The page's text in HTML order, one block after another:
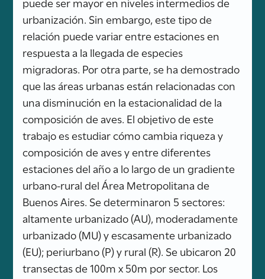
urbanización. Sin embargo, este tipo de
relación puede variar entre estaciones en
respuesta a la llegada de especies
migradoras. Por otra parte, se ha demostrado
que las áreas urbanas están relacionadas con
una disminución en la estacionalidad de la
composición de aves. El objetivo de este
trabajo es estudiar cómo cambia riqueza y
composición de aves y entre diferentes
estaciones del año a lo largo de un gradiente
urbano-rural del Área Metropolitana de
Buenos Aires. Se determinaron 5 sectores:
altamente urbanizado (AU), moderadamente
urbanizado (MU) y escasamente urbanizado
(EU); periurbano (P) y rural (R). Se ubicaron 20
transectas de 100m x 50m por sector. Los